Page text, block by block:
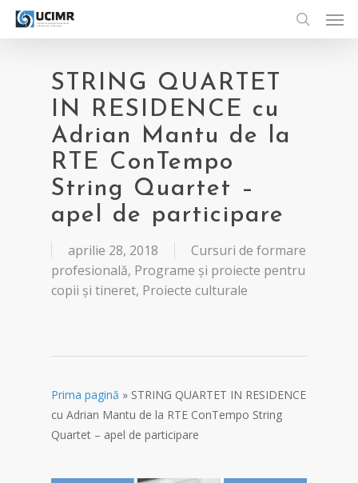
Skip
search
STRING QUARTET
IN RESIDENCE cu
Adrian Mantu de la
RTE ConTempo
String Quartet –
apel de participare
aprilie 28, 2018
Cursuri de formare
profesională, Programe și proiecte pentru
copii și tineret, Proiecte culturale
Prima pagină » STRING QUARTET IN RESIDENCE
cu Adrian Mantu de la RTE ConTempo String
Quartet – apel de participare